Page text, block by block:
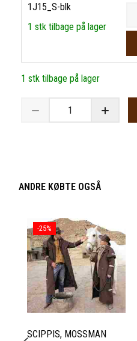
1J15_S-blk
1 stk tilbage på lager
1 stk tilbage på lager
ANDRE KØBTE OGSÅ
-25%
SCIPPIS, MOSSMAN